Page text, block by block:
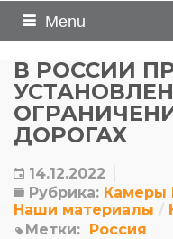
Menu
В РОССИИ
ДОРОГАХ
14.12.2022
Рубрика:
Наши материалы
Метки: Россия